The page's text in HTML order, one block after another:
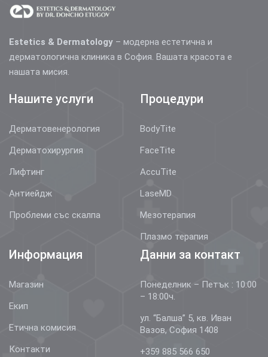
Estetics & Dermatology – модерна естетична и
дерматологична клиника в София. Вашата красота е
нашата мисия.
Нашите услуги
Дерматовенерология
Дерматохирургия
Лифтинг
Антиейдж
Проблеми със скалпа
Процедури
BodyTite
FaceTite
AccuTite
LaseMD
Мезотерапия
Плазмо терапия
Информация
Магазин
Екип
Етична комисия
Контакти
Данни за контакт
Понеделник – Петък : 10:00
– 18:00ч.
ул. “Балша” 5, кв. Иван
Вазов, София 1408
+359 885 566 650